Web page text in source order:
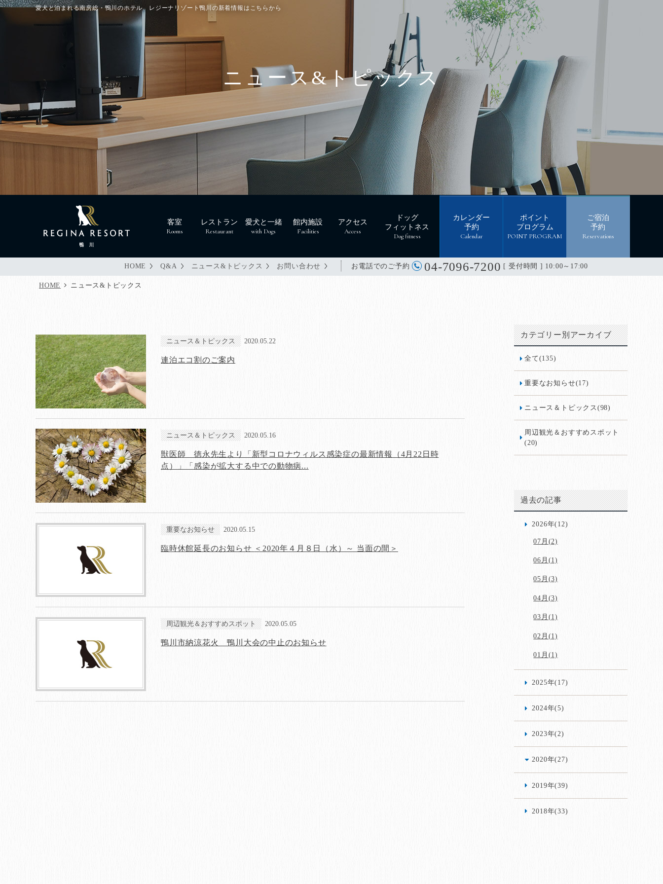
愛犬と泊まれる南房総・鴨川のホテル、レジーナリゾート鴨川の新着情報はこちらから
ニュース&トピックス
客室
Rooms
レストラン
Restaurant
愛犬と一緒
with Dogs
館内施設
Facilities
アクセス
Access
ドッグ
フィットネス
Dog fitness
カレンダー
予約
Calendar
ポイント
プログラム
POINT PROGRAM
ご宿泊
予約
Reservations
お電話でのご予約 04-7096-7200 [ 受付時間 ] 10:00～17:00
HOME Q&A ニュース&トピックス お問い合わせ
Rooms Restaurant
ドッグ
フィットネス
Dog fitness
カレンダー
予約
Calendar
ポイント
プログラム
POINT PROGRAM
HOME ニュース&トピックス
ニュース＆トピックス 2020.05.22
連泊エコ割のご案内
ニュース＆トピックス 2020.05.16
獣医師 徳永先生より「新型コロナウィルス感染症の最新情報（4月22日時
点）」「感染が拡大する中での動物病...
重要なお知らせ 2020.05.15
臨時休館延長のお知らせ ＜2020年４月８日（水）～ 当面の間＞
周辺観光＆おすすめスポット 2020.05.05
鴨川市納涼花火 鴨川大会の中止のお知らせ
カテゴリー別アーカイブ
全て(135)
重要なお知らせ(17)
ニュース＆トピックス(98)
周辺観光＆おすすめスポット
(20)
過去の記事
2026年(12)
07月(2)
06月(1)
05月(3)
04月(3)
03月(1)
02月(1)
01月(1)
2025年(17)
2024年(5)
2023年(2)
2020年(27)
2019年(39)
2018年(33)